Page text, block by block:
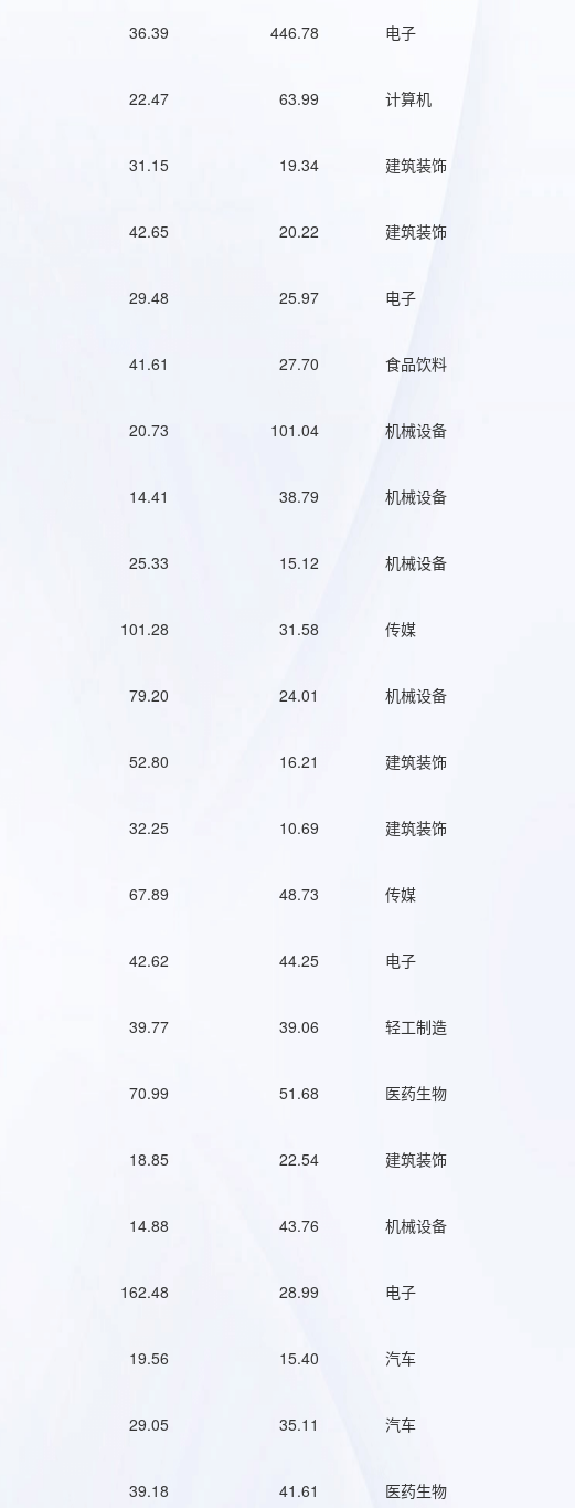
36.39 446.78 电子
22.47 63.99 计算机
31.15 19.34 建筑装饰
42.65 20.22 建筑装饰
29.48 25.97 电子
41.61 27.70 食品饮料
20.73 101.04 机械设备
14.41 38.79 机械设备
25.33 15.12 机械设备
101.28 31.58 传媒
79.20 24.01 机械设备
52.80 16.21 建筑装饰
32.25 10.69 建筑装饰
67.89 48.73 传媒
42.62 44.25 电子
39.77 39.06 轻工制造
70.99 51.68 医药生物
18.85 22.54 建筑装饰
14.88 43.76 机械设备
162.48 28.99 电子
19.56 15.40 汽车
29.05 35.11 汽车
39.18 41.61 医药生物